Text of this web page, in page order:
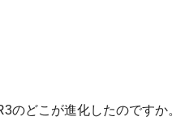
のどこが進化したのですか。